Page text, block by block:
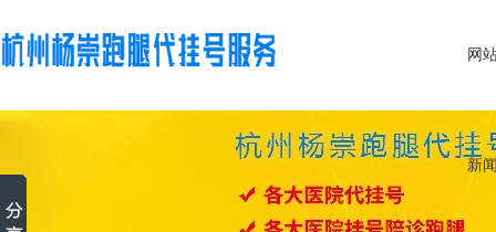
网
新